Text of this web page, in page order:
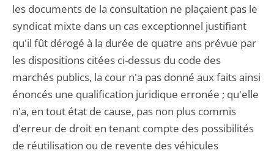
les documents de la consultation ne plaçaient pas le
syndicat mixte dans un cas exceptionnel justifiant
qu'il fût dérogé à la durée de quatre ans prévue par
les dispositions citées ci-dessus du code des
marchés publics, la cour n'a pas donné aux faits ainsi
énoncés une qualification juridique erronée ; qu'elle
n'a, en tout état de cause, pas non plus commis
d'erreur de droit en tenant compte des possibilités
de réutilisation ou de revente des véhicules